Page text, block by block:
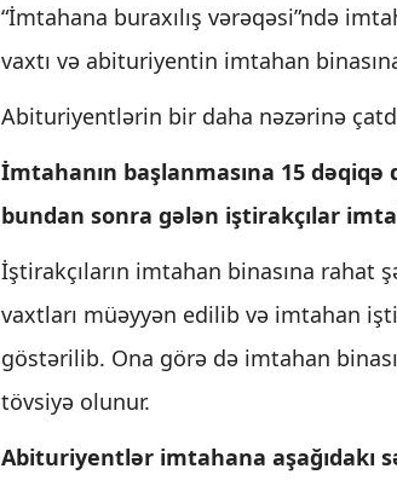
“İmtahana buraxılış vərəqəsi”ndə
vaxtı və abituriyentin imtahan
Abituriyentlərin bir daha nəzərinə
İmtahanın başlanmasına 15 dəqiqə
bundan sonra gələn iştirakçılar
İştirakçıların imtahan binasına rahat
vaxtları müəyyən edilib və imtahan
göstərilib. Ona görə də imtahan
tövsiyə olunur.
Abituriyentlər imtahana aşağıdakı